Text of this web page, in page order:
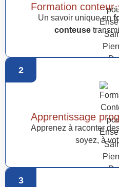
Formation
Un savoir unique en
conteuse
2
Apprentissage
Apprenez à raconter
soyez, à
3